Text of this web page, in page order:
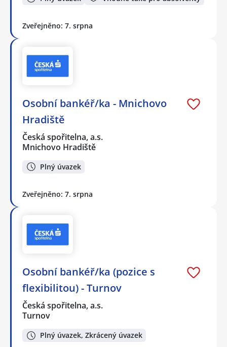
Zveřejněno: 7. srpna
Osobní bankéř/ka - Mnichovo
Hradiště
Česká spořitelna, a.s.
Mnichovo Hradiště
Plný úvazek
Zveřejněno: 7. srpna
Osobní bankéř/ka (pozice s
flexibilitou) - Turnov
Česká spořitelna, a.s.
Turnov
Plný úvazek, Zkrácený úvazek